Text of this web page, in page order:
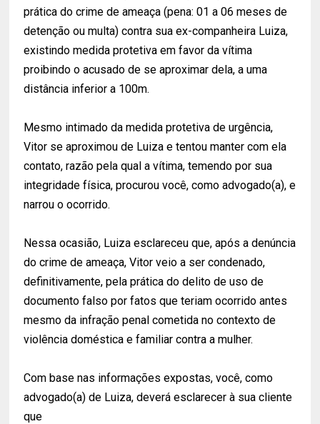
prática do crime de ameaça (pena: 01 a 06 meses de
detenção ou multa) contra sua ex-companheira Luiza,
existindo medida protetiva em favor da vítima
proibindo o acusado de se aproximar dela, a uma
distância inferior a 100m.
Mesmo intimado da medida protetiva de urgência,
Vitor se aproximou de Luiza e tentou manter com ela
contato, razão pela qual a vítima, temendo por sua
integridade física, procurou você, como advogado(a), e
narrou o ocorrido.
Nessa ocasião, Luiza esclareceu que, após a denúncia
do crime de ameaça, Vitor veio a ser condenado,
definitivamente, pela prática do delito de uso de
documento falso por fatos que teriam ocorrido antes
mesmo da infração penal cometida no contexto de
violência doméstica e familiar contra a mulher.
Com base nas informações expostas, você, como
advogado(a) de Luiza, deverá esclarecer à sua cliente
que